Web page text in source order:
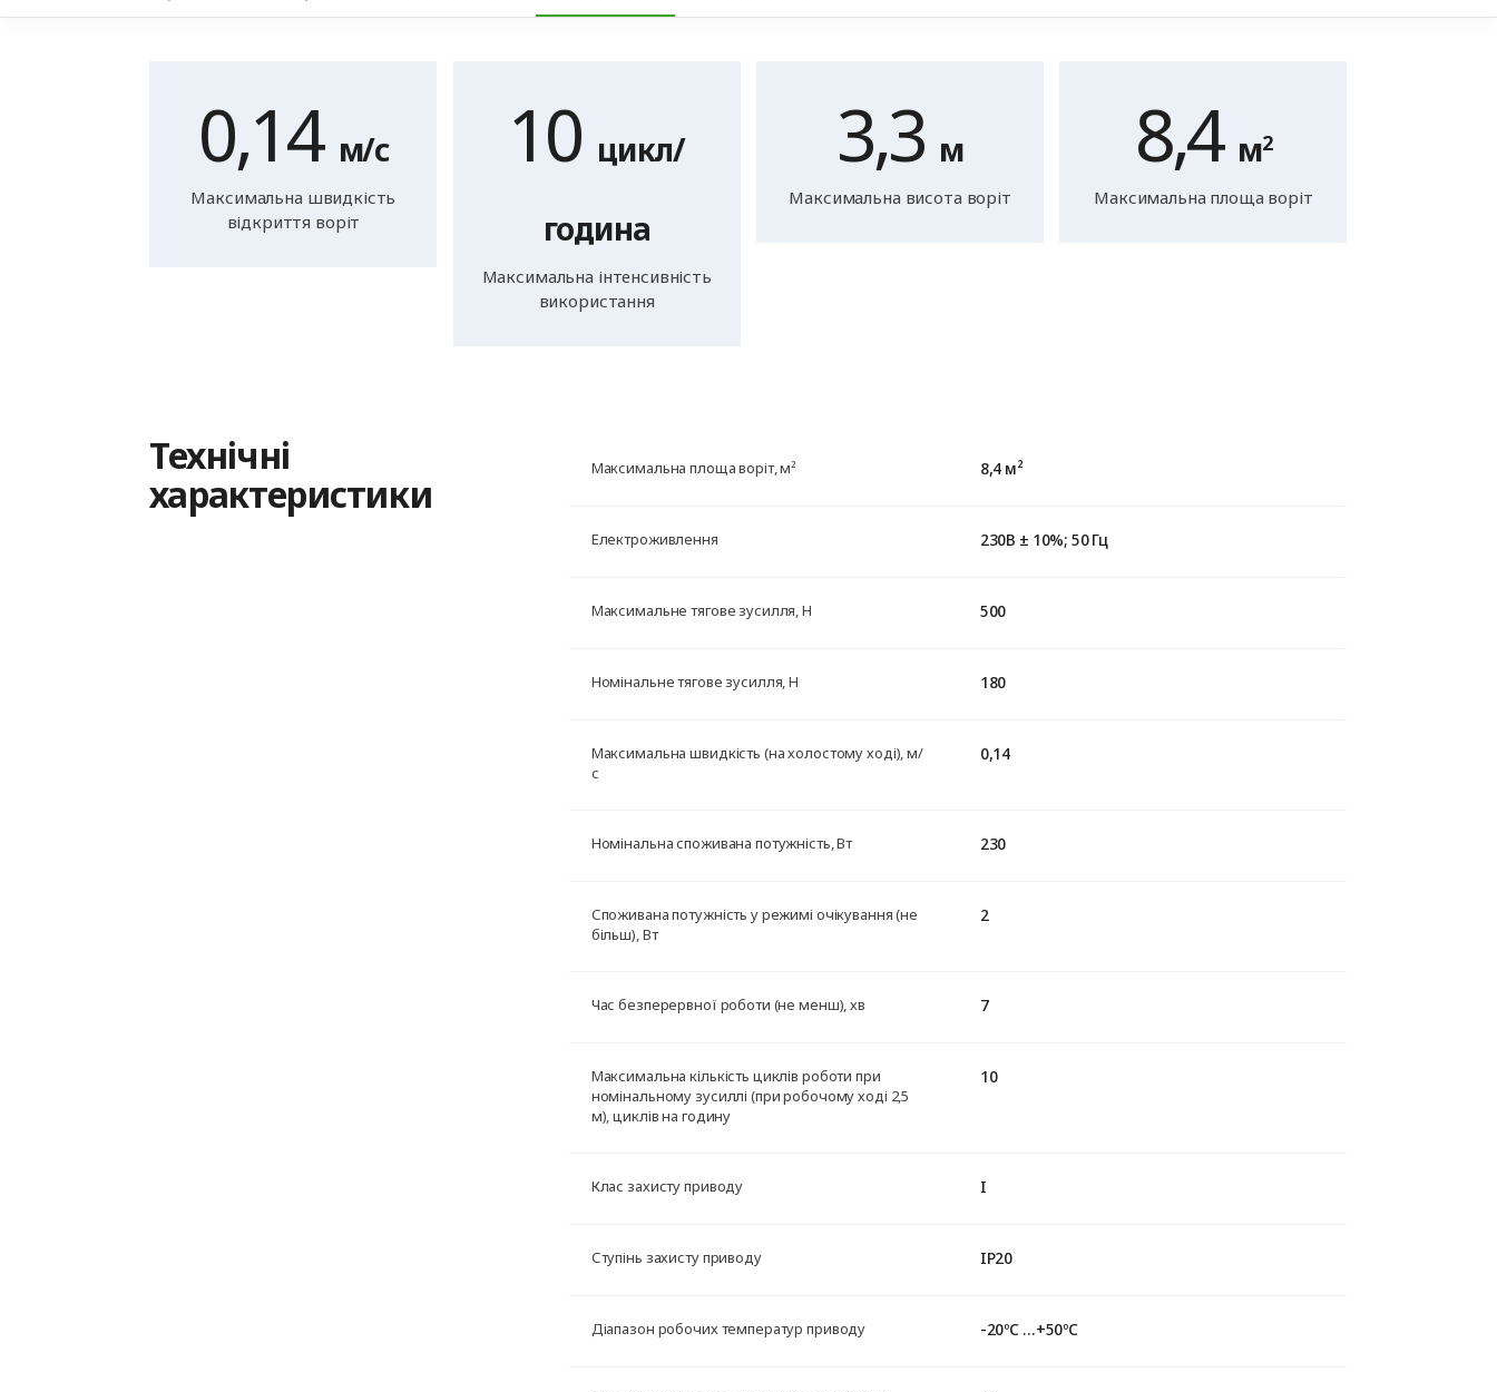
0,14 м/с
Максимальна швидкість
відкриття воріт
10 цикл/
година
Максимальна інтенсивність
використання
3,3 м
Максимальна висота воріт
8,4 м2
Максимальна площа воріт
Технічні
характеристики
Максимальна площа воріт, м² 8,4 м²
Електроживлення 230B ± 10%; 50 Гц
Максимальне тягове зусилля, Н 500
Номінальне тягове зусилля, Н 180
Максимальна швидкість (на холостому ході), м/
с
0,14
Номінальна споживана потужність, Вт 230
Споживана потужність у режимі очікування (не
більш), Вт
2
Час безперервної роботи (не менш), хв 7
Максимальна кількість циклів роботи при
номінальному зусиллі (при робочому ході 2,5
м), циклів на годину
10
Клас захисту приводу I
Ступінь захисту приводу IP20
Діапазон робочих температур приводу -20ºС …+50ºС